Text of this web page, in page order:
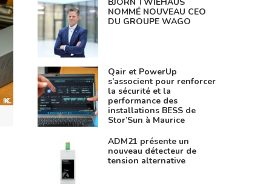
NOMMÉ NOUVEAU CEO
DU GROUPE WAGO
Qair et PowerUp
s’associent pour renforcer
la sécurité et la
performance des
installations BESS de
Stor’Sun à Maurice
ADM21 présente un
nouveau détecteur de
tension alternative